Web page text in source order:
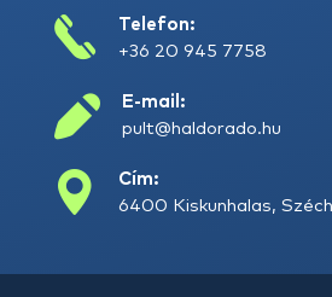
Telefon:
+36 20 945 7758
E-mail:
pult@haldorado.hu
Cím:
6400 Kiskunhalas,